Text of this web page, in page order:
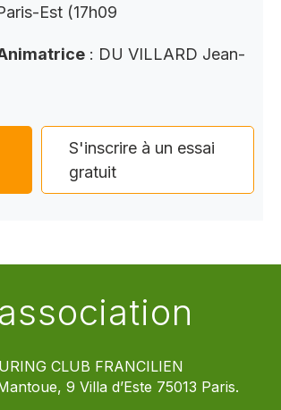
Est (17h09
: DU VILLARD Jean-
S'inscrire à un essai
gratuit
CLUB FRANCILIEN
9 Villa d’Este 75013 Paris.